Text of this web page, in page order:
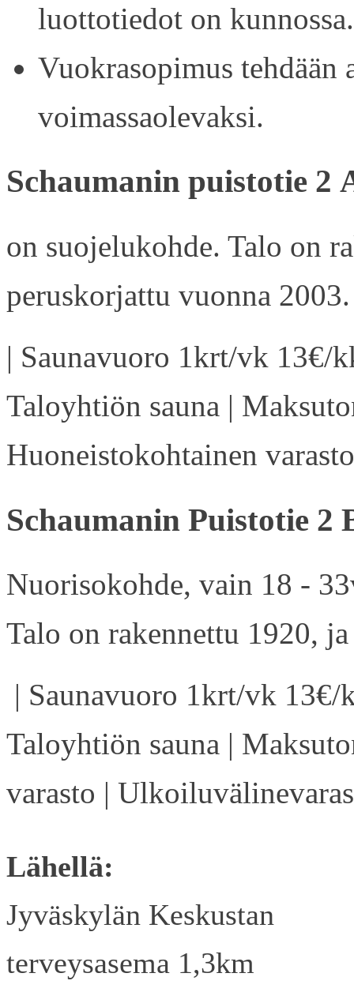
luottotiedot on kunnossa.
Vuokrasopimus tehdään
voimassaolevaksi.
Schaumanin puistotie 2
on suojelukohde. Talo on
peruskorjattu vuonna 2003.
| Saunavuoro 1krt/vk 13€/
Taloyhtiön sauna |
Huoneistokohtainen
Schaumanin Puistotie 2
Nuorisokohde, vain 18 -
Talo on rakennettu 1920,
| Saunavuoro 1krt/vk
Taloyhtiön sauna |
varasto |
Lähellä:
Jyväskylän Keskustan
terveysasema 1,3km